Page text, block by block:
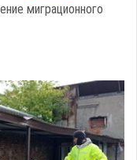
миграционного